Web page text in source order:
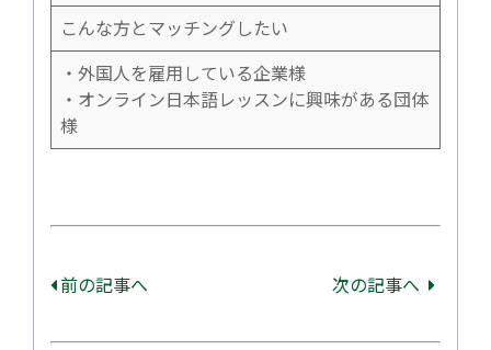
こんな方とマッチングしたい
・外国人を雇用している企業様
・オンライン日本語レッスンに興味がある団体
様
前の記事へ 次の記事へ